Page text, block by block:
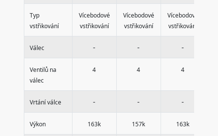
Typ
vstřikování
Vícebodové
vstřikování
Vícebodové
vstřikování
Vícebodové
vstřikování
Válec - - -
Ventilů na
válec
4 4 4
Vrtání válce - - -
Výkon 163k 157k 163k